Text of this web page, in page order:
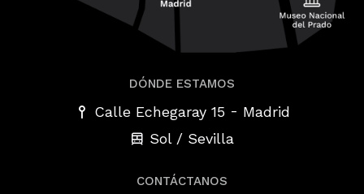
DÓNDE ESTAMOS
Calle Echegaray 15 - Madrid
Sol / Sevilla
CONTÁCTANOS